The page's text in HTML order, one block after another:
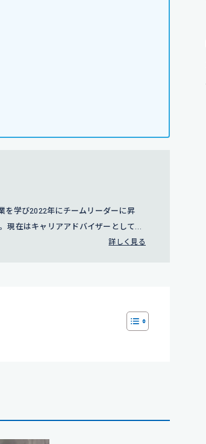
を学び2022年にチームリーダーに昇
在はキャリアアドバイザーとして就
詳しく見る